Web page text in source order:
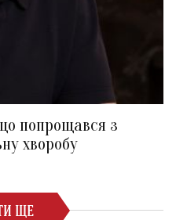
попрощався з
хворобу
ЩЕ